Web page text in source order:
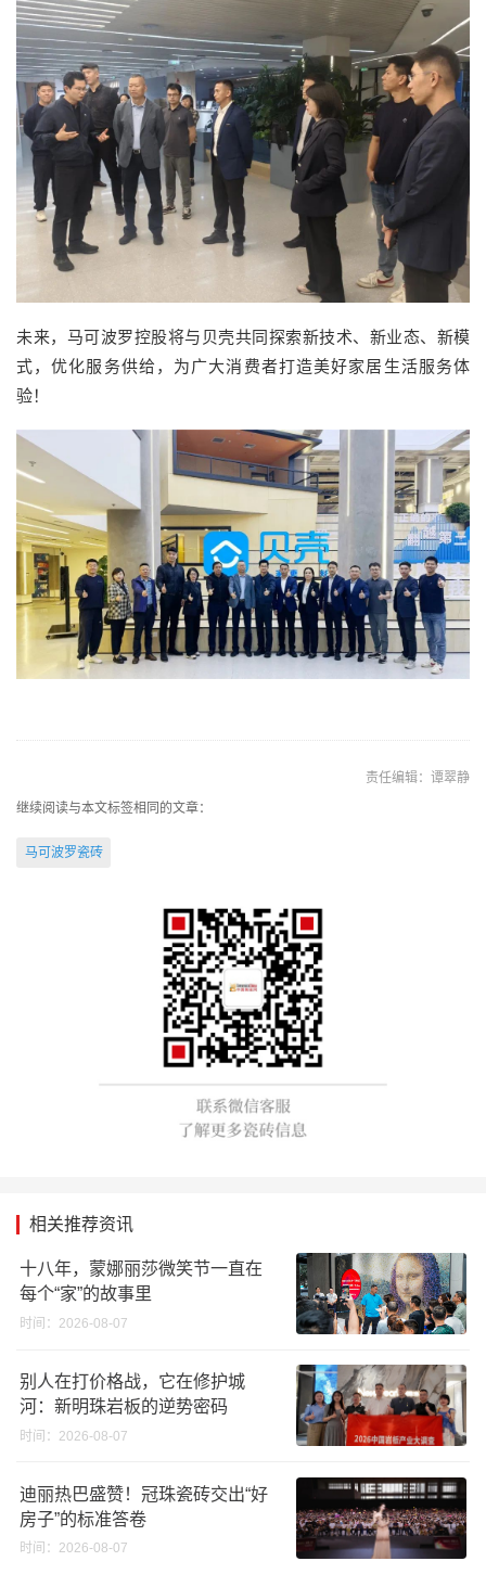
未来，马可波罗控股将与贝壳共同探索新技术、新业态、新模
式，优化服务供给，为广大消费者打造美好家居生活服务体
验！
责任编辑：谭翠静
继续阅读与本文标签相同的文章：
马可波罗瓷砖
相关推荐资讯
十八年，蒙娜丽莎微笑节一直在
每个“家”的故事里
时间：2026-08-07
别人在打价格战，它在修护城
河：新明珠岩板的逆势密码
时间：2026-08-07
迪丽热巴盛赞！冠珠瓷砖交出“好
房子”的标准答卷
时间：2026-08-07